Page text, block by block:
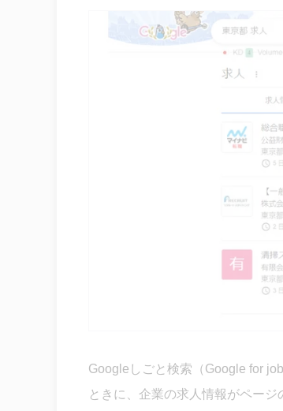
Googleしごと検索（Google for
ときに、企業の求人情報がペー